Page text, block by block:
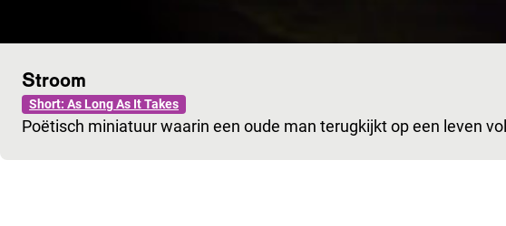
Stroom
Short: As Long As It Takes
Poëtisch miniatuur waarin een oude man terugkijkt op een leven